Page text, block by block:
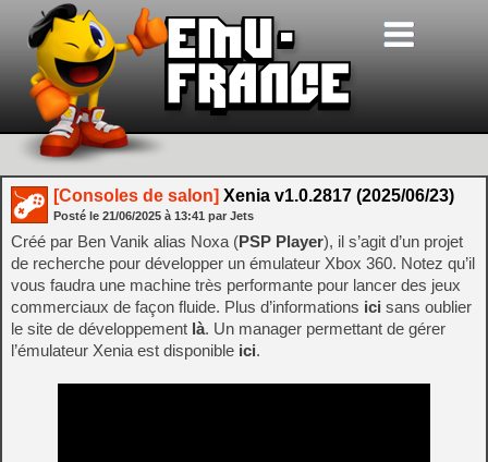
[Consoles de salon] Xenia v1.0.2817 (2025/06/23)
Posté le 21/06/2025 à 13:41 par Jets
Créé par Ben Vanik alias Noxa (PSP Player), il s’agit d’un projet
de recherche pour développer un émulateur Xbox 360. Notez qu’il
vous faudra une machine très performante pour lancer des jeux
commerciaux de façon fluide. Plus d’informations ici sans oublier
le site de développement là. Un manager permettant de gérer
l’émulateur Xenia est disponible ici.